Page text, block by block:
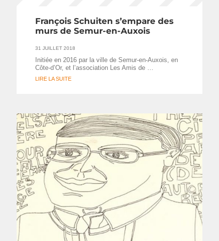
François Schuiten s’empare des
murs de Semur-en-Auxois
31 JUILLET 2018
Initiée en 2016 par la ville de Semur-en-Auxois, en
Côte-d’Or, et l’association Les Amis de …
LIRE LA SUITE